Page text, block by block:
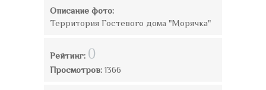
Описание фото:
Территория Гостевого дома "Морячка"
Рейтинг: 0
Просмотров: 1366